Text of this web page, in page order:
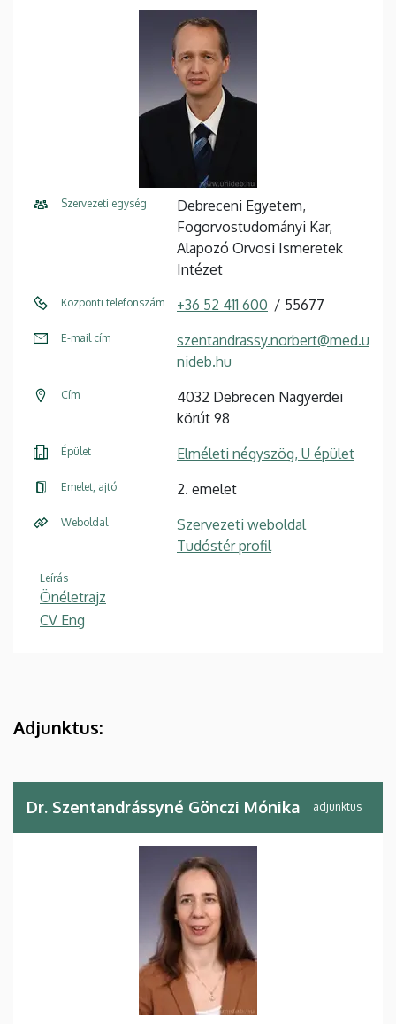
Szervezeti egység
Debreceni Egyetem,
Fogorvostudományi Kar,
Alapozó Orvosi Ismeretek
Intézet
Központi telefonszám +36 52 411 600 55677
E-mail cím
szentandrassy.norbert@med.u
nideb.hu
Cím
4032 Debrecen Nagyerdei
körút 98
Épület Elméleti négyszög, U épület
Emelet, ajtó 2. emelet
Weboldal
Szervezeti weboldal
Tudóstér profil
Leírás
Önéletrajz
CV Eng
Adjunktus:
Dr. Szentandrássyné Gönczi Mónika adjunktus